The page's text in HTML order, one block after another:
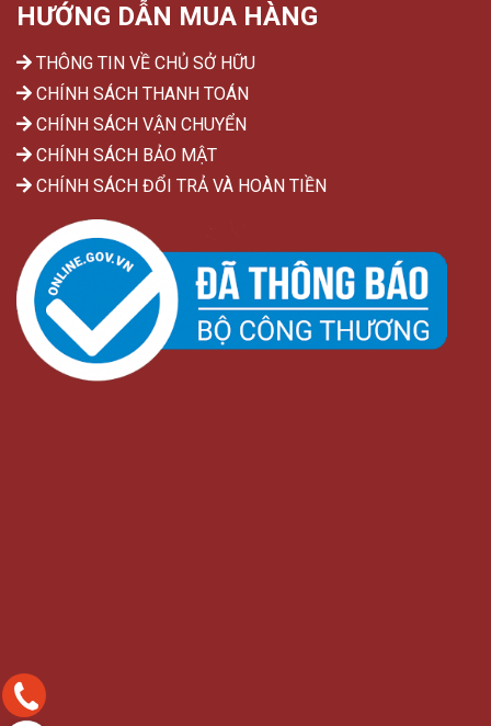
HƯỚNG DẪN MUA HÀNG
THÔNG TIN VỀ CHỦ SỞ HỮU
CHÍNH SÁCH THANH TOÁN
CHÍNH SÁCH VẬN CHUYỂN
CHÍNH SÁCH BẢO MẬT
CHÍNH SÁCH ĐỔI TRẢ VÀ HOÀN TIỀN